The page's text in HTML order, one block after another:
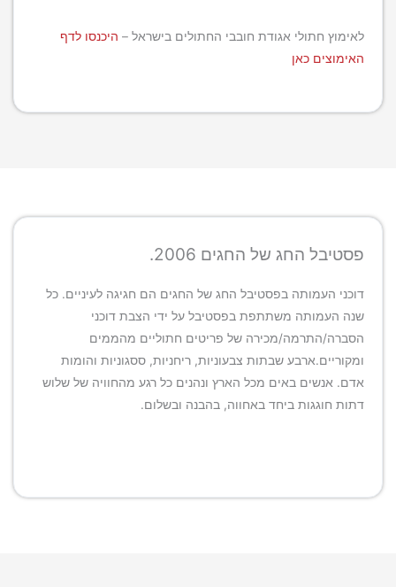
לאימוץ חתולי אגודת חובבי החתולים בישראל – היכנסו לדף
האימוצים כאן
פסטיבל החג של החגים 2006.
דוכני העמותה בפסטיבל החג של החגים הם חגיגה לעיניים. כל
שנה העמותה משתתפת בפסטיבל על ידי הצבת דוכני
הסברה/התרמה/מכירה של פריטים חתוליים מהממים
ומקוריים.ארבע שבתות צבעוניות, ריחניות, ססגוניות והומות
אדם. אנשים באים מכל הארץ ונהנים כל רגע מהחוויה של שלוש
דתות חוגגות ביחד באחווה, בהבנה ובשלום.